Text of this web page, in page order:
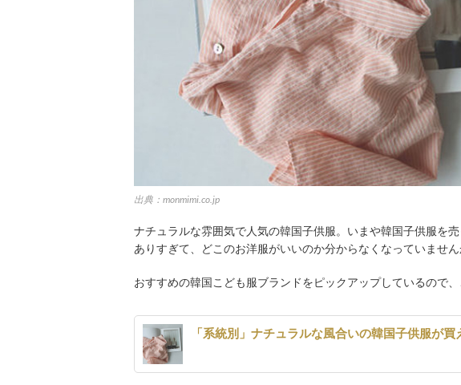
出典：monmimi.co.jp
ナチュラルな雰囲気で人気の韓国子供服。いまや韓国子供服を
ありすぎて、どこのお洋服がいいのか分からなくなっていません
おすすめの韓国こども服ブランドをピックアップしているので
「系統別」ナチュラルな風合いの韓国子供服が